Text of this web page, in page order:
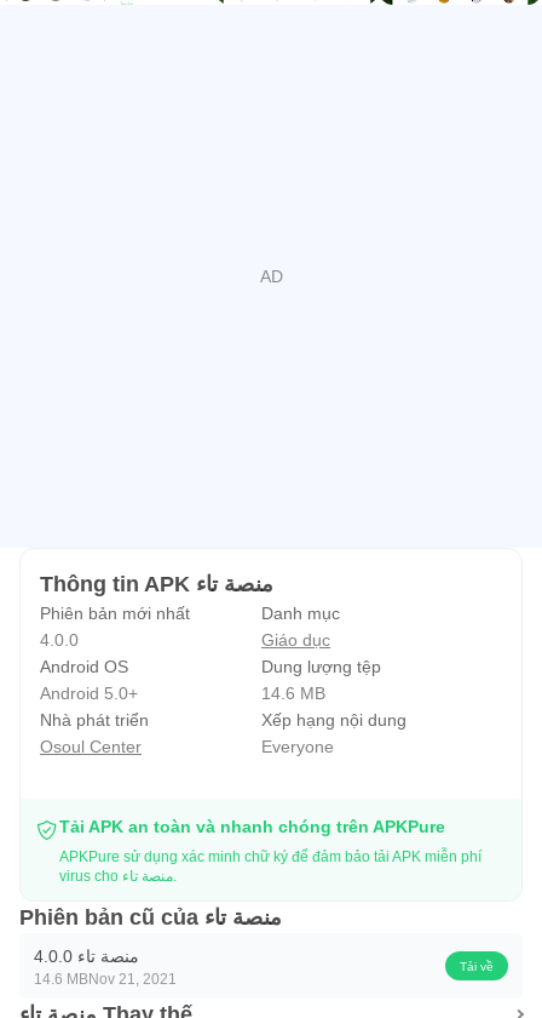
Thông tin APK منصة تاء
Phiên bản mới nhất
4.0.0
Danh mục
Giáo dục
Android OS
Android 5.0+
Dung lượng tệp
14.6 MB
Nhà phát triển
Osoul Center
Xếp hạng nội dung
Everyone
Tải APK an toàn và nhanh chóng trên APKPure
APKPure sử dụng xác minh chữ ký để đảm bảo tải APK miễn phí
virus cho منصة تاء.
Phiên bản cũ của منصة تاء
منصة تاء 4.0.0
14.6 MBNov 21, 2021
Tải về